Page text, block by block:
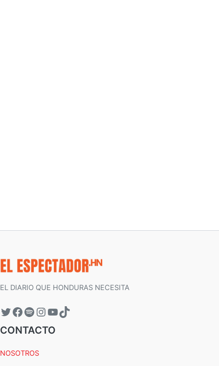
EL DIARIO QUE HONDURAS NECESITA
CONTACTO
NOSOTROS